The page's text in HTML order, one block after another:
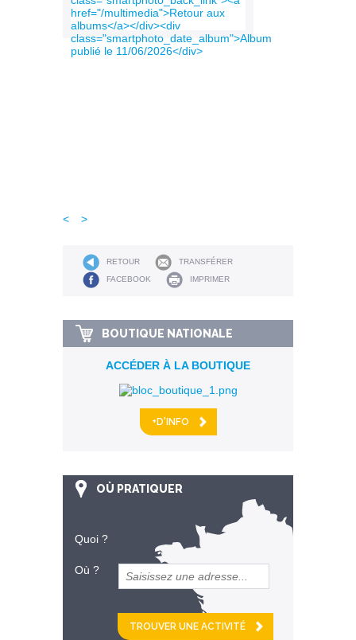
< >
RETOUR
TRANSFÉRER
FACEBOOK
IMPRIMER
BOUTIQUE NATIONALE
ACCÉDER À LA BOUTIQUE
+D'INFO
OÙ PRATIQUER
Quoi ?
Où ?
et